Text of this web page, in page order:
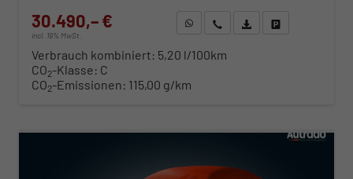
30.490,– €
incl. 19% MwSt.
WhatsApp anfragen
Wir rufen Sie anFahrzeugexposé (PDF)
Verbrauch kombiniert: 5,20 l/100km
CO2-Klasse: C
CO2-Emissionen: 115,00 g/km